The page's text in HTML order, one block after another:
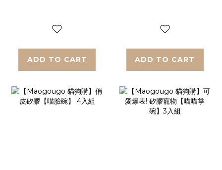
ADD TO CART ADD TO CART